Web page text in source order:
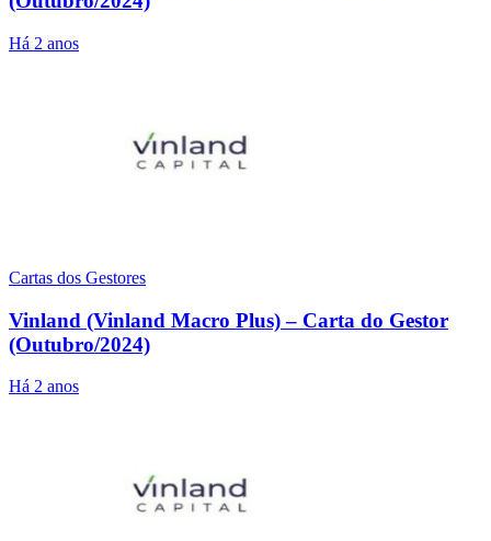
Há 2 anos
Cartas dos Gestores
Vinland (Vinland Macro Plus) – Carta do Gestor
(Outubro/2024)
Há 2 anos